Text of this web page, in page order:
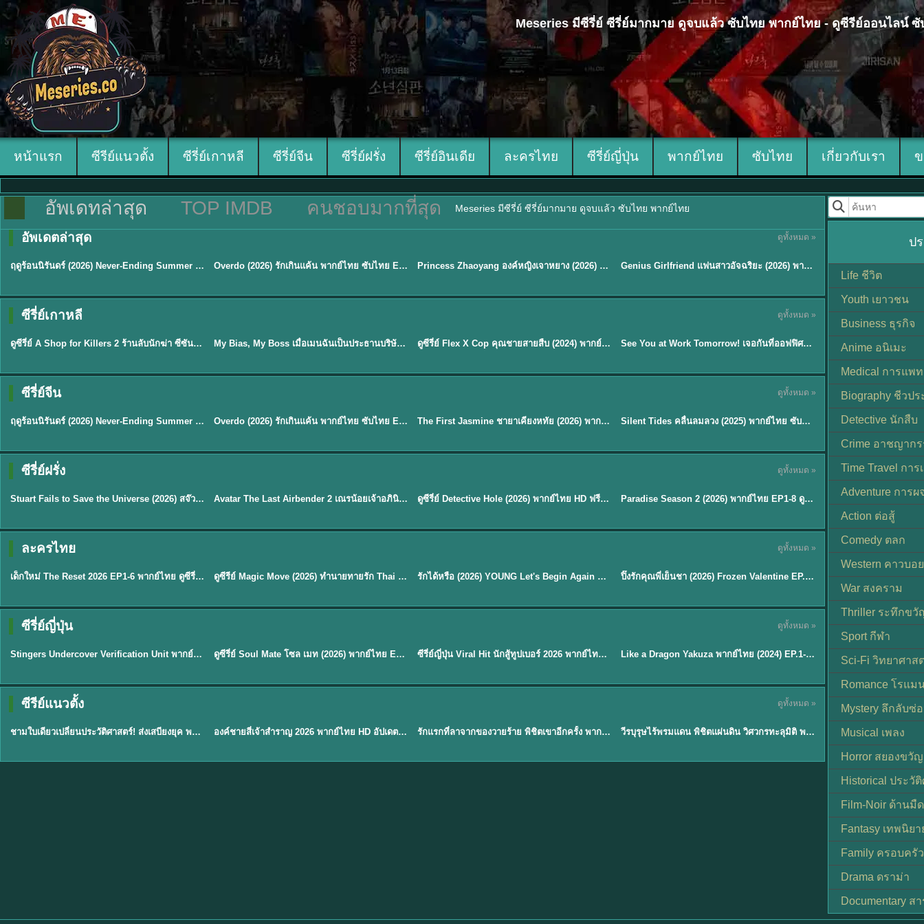
Meseries มีซีรี่ย์ ซีรี่ย์มากมาย ดูจบแล้ว ซับไทย พากย์ไทย - ดูซีรีย์ออนไลน์
หน้าแรก ซีรีย์แนวตั้ง ซีรี่ย์เกาหลี ซีรี่ย์จีน ซีรี่ย์ฝรั่ง ซีรี่ย์อินเดีย ละครไทย ซีรี่ย์ญี่ปุ่น พากย์ไทย ซับไทย เกี่ยวกับเรา
อัพเดทล่าสุด TOP IMDB คนชอบมากที่สุด Meseries มีซีรี่ย์ ซีรี่ย์มากมาย ดูจบแล้ว ซับไทย พากย์ไทย
อัพเดตล่าสุด ดูทั้งหมด »
★8.8
พากย์ไทย
ฤดูร้อนนิรันดร์ (2026) Never-Ending Summer พากย์ไทย EP.1-29 Overdo (2026) รักเกินแค้น พากย์ไทย ซับไทย EP1-33 (จบ) ★8 Princess Zhaoyang องค์หญิงเจาหยาง (2026) พากย์ไทย ซับไทย EP.1-18 ★9 Genius Girlfriend แฟนสาวอัจฉริยะ (2026) พากย์ไทย ซับไทย EP.1-28
ซีรี่ย์เกาหลี ดูทั้งหมด »
★8 EP.16
พากย์ไทย
ดูซีรี่ย์ A Shop for Killers 2 ร้านลับนักฆ่า ซีซัน 2 (2026) ซับไทย-พากย์ไทย My Bias, My Boss เมื่อเมนฉันเป็นประธานบริษัท (2026) พากย์ไทย ซับไทย EP.1-12 ★8 EP.16ดูซีรี่ย์ Flex X Cop คุณชายสายสืบ (2024) พากย์ไทย-ซับไทย EP.1-16 (จบ) ★9 EP.8See You at Work Tomorrow! เจอกันที่ออฟฟิศพรุ่งนี้นะ พากย์ไทย
ซีรี่ย์จีน ดูทั้งหมด »
★8.8
พากย์ไทย
ฤดูร้อนนิรันดร์ (2026) Never-Ending Summer พากย์ไทย EP.1-29 Overdo (2026) รักเกินแค้น พากย์ไทย ซับไทย EP1-33 (จบ) ★9.7 EP.40The First Jasmine ชายาเคียงหทัย (2026) พากย์ไทย EP.1-40 ★9.5 Silent Tides คลื่นลมลวง (2025) พากย์ไทย ซับไทย EP.1-31
ซีรี่ย์ฝรั่ง ดูทั้งหมด »
★8.8 EP.2
พากย์ไทย
Stuart Fails to Save the Universe (2026) สจ๊วตล่มแผนกู้จักรวาล พากย์ไทย EP1-10 ★7.8 EP.7Avatar The Last Airbender 2 เณรน้อยเจ้าอภินิหาร พากย์ไทย EP.9ดูซีรี่ย์ Detective Hole (2026) พากย์ไทย HD ฟรี อัปเดตล่าสุด Netflix EP.8Paradise Season 2 (2026) พากย์ไทย EP1-8 ดูซีรี่ย์ฝรั่ง HD ครบทุกตอน
ละครไทย ดูทั้งหมด »
★ 8 EP.6
พากย์ไทย
เด็กใหม่ The Reset 2026 EP1-6 พากย์ไทย ดูซีรี่ย์ Netflix ล่าสุด HD ดูซีรีย์ Magic Move (2026) ทำนายทายรัก Thai EP.1-10 HD รักได้หรือ (2026) YOUNG Let's Begin Again พากย์ไทย EP.1-19 ★8 ปิ๊งรักคุณพี่เย็นชา (2026) Frozen Valentine EP.1-10 (จบ)
ซีรี่ย์ญี่ปุ่น ดูทั้งหมด »
EP.11
พากย์ไทย
Stingers Undercover Verification Unit พากย์ไทย EP1-11 HD ฟรี ★8 EP.8ดูซีรี่ย์ Soul Mate โซล เมท (2026) พากย์ไทย EP.1-8 (จบ) ★7.9 EP.6ซีรี่ย์ญี่ปุ่น Viral Hit นักสู้ทูปเบอร์ 2026 พากย์ไทย EP.1-6 ★7 EP.6Like a Dragon Yakuza พากย์ไทย (2024) EP.1-6 (จบ)
ซีรีย์แนวตั้ง ดูทั้งหมด »
EP.1
พากย์ไทย
ชามใบเดียวเปลี่ยนประวัติศาสตร์! ส่งเสบียงยุค พากย์ไทย EP.1องค์ชายสี่เจ้าสำราญ 2026 พากย์ไทย HD อัปเดตล่าสุด ดูออนไลน์ EP.1รักแรกที่ลาจากของวายร้าย พิชิตเขาอีกครั้ง พากย์ไทย EP.1วีรบุรุษไร้พรมแดน พิชิตแผ่นดิน วิศวกรทะลุมิติ พลิกแผ่นดิน
ป
Life ชีวิต
Youth เยาวชน
Business ธุรกิจ
Anime อนิเมะ
Medical การแพ
Biography ชีวปร
Detective นักสืบ
Crime อาชญาก
Time Travel กา
Adventure การ
Action ต่อสู้
Comedy ตลก
Western คาวบอ
War สงคราม
Thriller ระทึกขวั
Sport กีฬา
Sci-Fi วิทยาศาส
Romance โรแม
Mystery ลึกลับซ่
Musical เพลง
Horror สยองขวัญ
Historical ประวั
Film-Noir ด้านมื
Fantasy เทพนิยา
Family ครอบครัว
Drama ดราม่า
Documentary ส